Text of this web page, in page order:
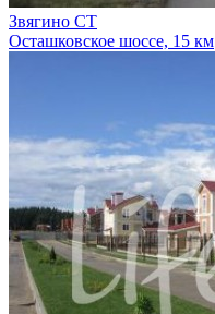
Звягино СТ
Осташковское шоссе, 15 км